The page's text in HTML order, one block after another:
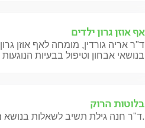
אף אוזן גרון ילדים
ד"ר אריה גורדין, מומחה לאף אוזן
בנושאי אבחון וטיפול בבעיות הנוגעות
בלוטות הרוק
ד"ר חנה גילת תשיב לשאלות בנושא מחלות בלוטות הרוק.